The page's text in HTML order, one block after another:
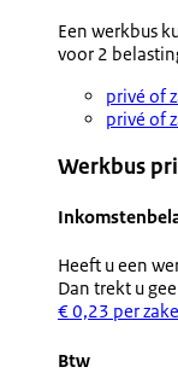
Een werkbus
voor 2
privé of
privé of
Werkbus
Heeft u een
Dan trekt u
€ 0,23 per
Btw